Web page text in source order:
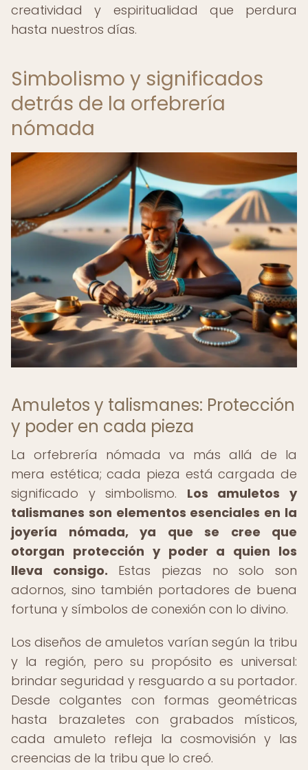
creatividad y espiritualidad que perdura
hasta nuestros días.
Simbolismo y significados
detrás de la orfebrería
nómada
Amuletos y talismanes: Protección
y poder en cada pieza
La orfebrería nómada va más allá de la
mera estética; cada pieza está cargada de
significado y simbolismo. Los amuletos y
talismanes son elementos esenciales en la
joyería nómada, ya que se cree que
otorgan protección y poder a quien los
lleva consigo. Estas piezas no solo son
adornos, sino también portadores de buena
fortuna y símbolos de conexión con lo divino.
Los diseños de amuletos varían según la tribu
y la región, pero su propósito es universal:
brindar seguridad y resguardo a su portador.
Desde colgantes con formas geométricas
hasta brazaletes con grabados místicos,
cada amuleto refleja la cosmovisión y las
creencias de la tribu que lo creó.